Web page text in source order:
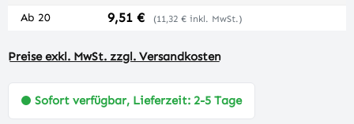
Ab 20 9,51 € (11,32 € inkl. MwSt.)
Preise exkl. MwSt. zzgl. Versandkosten
Sofort verfügbar, Lieferzeit: 2-5 Tage